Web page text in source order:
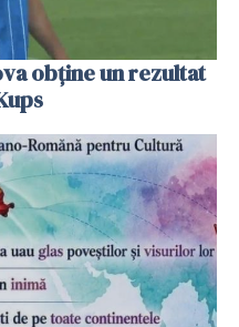
obține un rezultat